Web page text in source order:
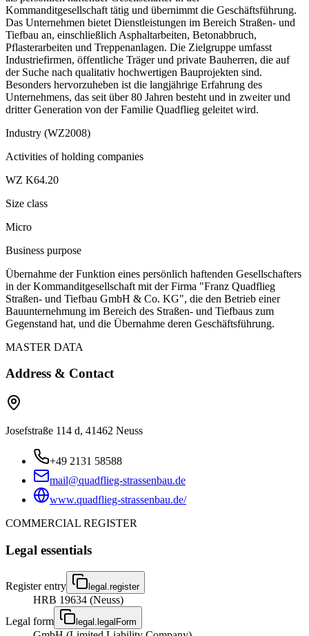
Kommanditgesellschaft tätig und übernimmt die Geschäftsführung.
Das Unternehmen bietet Dienstleistungen im Bereich Straßen- und
Tiefbau an, einschließlich Asphaltarbeiten, Betonabbruch,
Pflasterarbeiten und Treppenanlagen. Die Zielgruppe umfasst
Industriefirmen, öffentliche Träger und private Bauherren, die auf
der Suche nach qualitativ hochwertigen Bauprojekten sind.
Besonders hervorzuheben ist die langjährige Erfahrung des
Unternehmens, das seit über 80 Jahren besteht und in zweiter und
dritter Generation von der Familie Quadflieg geleitet wird.
Industry (WZ2008)
Activities of holding companies
WZ K64.20
Size class
Micro
Business purpose
Übernahme der Funktion eines persönlich haftenden Gesellschafters
in der Kommanditgesellschaft mit der Firma "Franz Quadflieg
Straßen- und Tiefbau GmbH & Co. KG", die den Betrieb einer
Bauunternehmung im Bereich des Straßen- und Tiefbaus zum
Gegenstand hat, und die Übernahme deren Geschäftsführung.
MASTER DATA
Address & Contact
Josefstraße 114 d, 41462 Neuss
+49 2131 58588
mail@quadflieg-strassenbau.de
www.quadflieg-strassenbau.de/
COMMERCIAL REGISTER
Legal essentials
Register entry legal.register
HRB 19634 (Neuss)
Legal form
legal.legalForm